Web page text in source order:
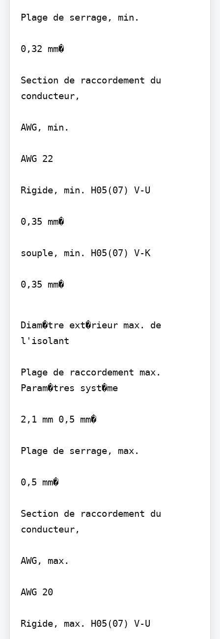
Plage de serrage, min.
0,32 mm�
Section de raccordement du
conducteur,
AWG, min.
AWG 22
Rigide, min. H05(07) V-U
0,35 mm�
souple, min. H05(07) V-K
0,35 mm�
Diam�tre ext�rieur max. de
l'isolant
Plage de raccordement max.
Param�tres syst�me
2,1 mm 0,5 mm�
Plage de serrage, max.
0,5 mm�
Section de raccordement du
conducteur,
AWG, max.
AWG 20
Rigide, max. H05(07) V-U